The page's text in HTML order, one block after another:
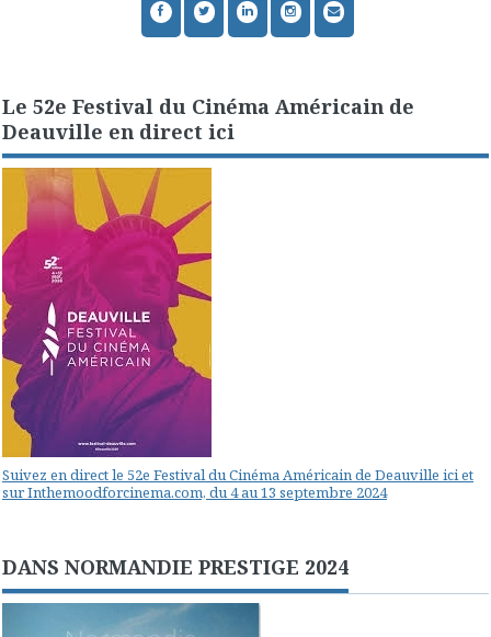
Le 52e Festival du Cinéma Américain de
Deauville en direct ici
Suivez en direct le 52e Festival du Cinéma Américain de Deauville ici et
sur Inthemoodforcinema.com, du 4 au 13 septembre 2024
DANS NORMANDIE PRESTIGE 2024